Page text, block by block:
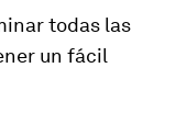
todas las
un fácil